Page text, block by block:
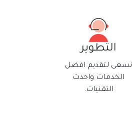
التطوير
نسعى لتقديم افضل
الخدمات واحدث
التقنيات.